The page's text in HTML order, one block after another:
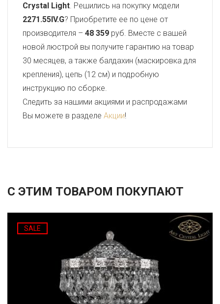
Crystal Light. Решились на покупку модели
2271.55IV.G? Приобретите ее по цене от
производителя – 48 359 руб. Вместе с вашей
новой люстрой вы получите гарантию на товар
30 месяцев, а также балдахин (маскировка для
крепления), цепь (12 см) и подробную
инструкцию по сборке.
Следить за нашими акциями и распродажами
Вы можете в разделе Акции!
С ЭТИМ ТОВАРОМ ПОКУПАЮТ
SALE